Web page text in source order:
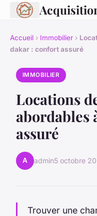
Accueil › Immobilier ›
dakar : confort assuré
IMMOBILIER
Locations
abordables
assuré
A admin5 octobre
Trouver une